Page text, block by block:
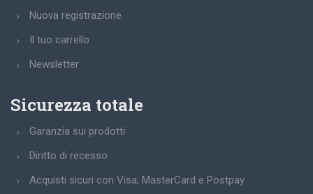
Nuova registrazione
Il tuo carrello
Newsletter
Sicurezza totale
Garanzia sui prodotti
Diritto di recesso
Acquisti sicuri con Visa, MasterCard e Postpay